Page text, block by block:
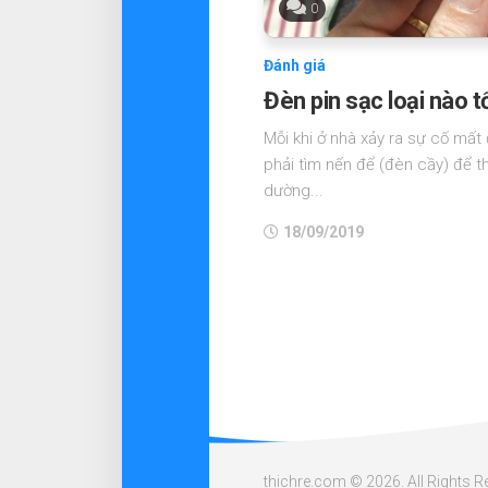
0
Đánh giá
Đèn pin sạc loại nào
Mỗi khi ở nhà xảy ra sự cố
phải tìm nến để (đèn cầy) để
dường...
18/09/2019
thichre.com © 2026. All Rights